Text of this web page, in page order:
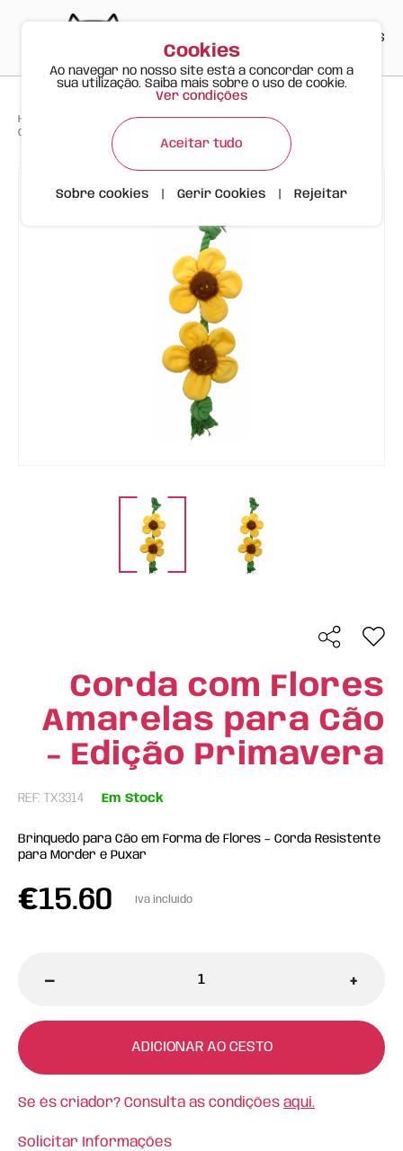
ES
Happy Meow Produtos > >
Corda com Flores Amarelas para Cão - Edição Primavera
Corda com Flores
Amarelas para Cão
- Edição Primavera
REF: TX3314 Em Stock
Brinquedo para Cão em Forma de Flores – Corda Resistente
para Morder e Puxar
€15.60 Iva incluído
- +
ADICIONAR AO CESTO
Se és criador? Consulta as condições aqui.
Solicitar Informações
Cookies
Ao navegar no nosso site está a concordar com a
sua utilização. Saiba mais sobre o uso de cookie.
Ver condições
Aceitar tudo
Sobre cookies Gerir Cookies Rejeitar